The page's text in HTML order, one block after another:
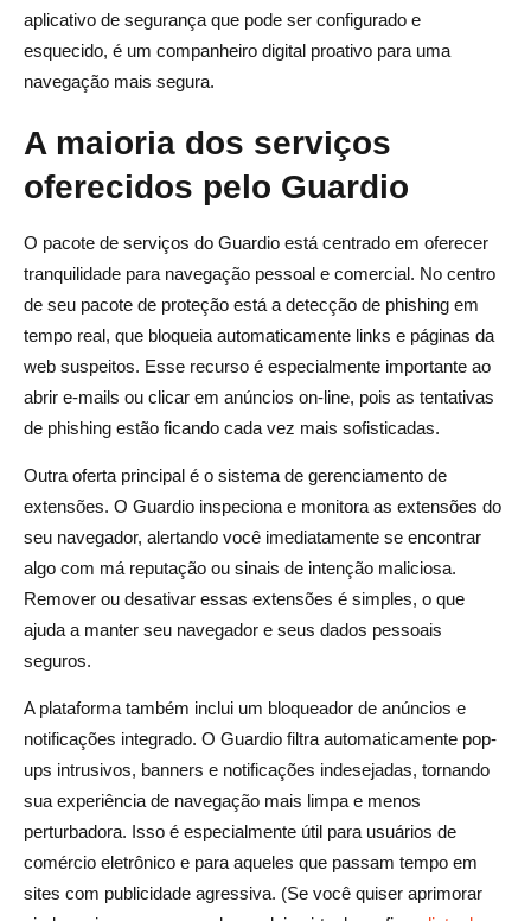
aplicativo de segurança que pode ser configurado e
esquecido, é um companheiro digital proativo para uma
navegação mais segura.
A maioria dos serviços
oferecidos pelo Guardio
O pacote de serviços do Guardio está centrado em oferecer
tranquilidade para navegação pessoal e comercial. No centro
de seu pacote de proteção está a detecção de phishing em
tempo real, que bloqueia automaticamente links e páginas da
web suspeitos. Esse recurso é especialmente importante ao
abrir e-mails ou clicar em anúncios on-line, pois as tentativas
de phishing estão ficando cada vez mais sofisticadas.
Outra oferta principal é o sistema de gerenciamento de
extensões. O Guardio inspeciona e monitora as extensões do
seu navegador, alertando você imediatamente se encontrar
algo com má reputação ou sinais de intenção maliciosa.
Remover ou desativar essas extensões é simples, o que
ajuda a manter seu navegador e seus dados pessoais
seguros.
A plataforma também inclui um bloqueador de anúncios e
notificações integrado. O Guardio filtra automaticamente pop-
ups intrusivos, banners e notificações indesejadas, tornando
sua experiência de navegação mais limpa e menos
perturbadora. Isso é especialmente útil para usuários de
comércio eletrônico e para aqueles que passam tempo em
sites com publicidade agressiva. (Se você quiser aprimorar